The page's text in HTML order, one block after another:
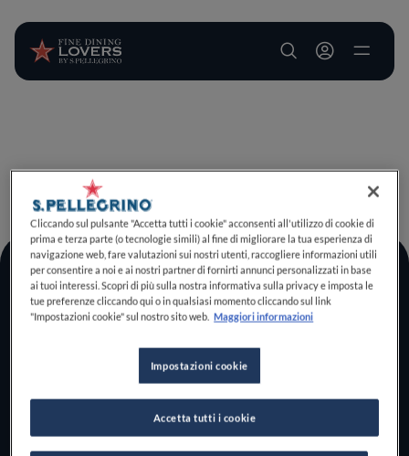
User account
TORNA A INIZIO PAGINA
Home
Log In
Scopri il vero
foodie che è in te
UNISCITI
Cliccando sul pulsante "Accetta tutti i cookie" acconsenti all'utilizzo di cookie di
prima e terza parte (o tecnologie simili) al fine di migliorare la tua esperienza di
navigazione web, fare valutazioni sui nostri utenti, raccogliere informazioni utili
per consentire a noi e ai nostri partner di fornirti annunci personalizzati in base
ai tuoi interessi. Scopri di più sulla nostra informativa sulla privacy e imposta le
tue preferenze cliccando qui o in qualsiasi momento cliccando sul link
"Impostazioni cookie" sul nostro sito web. Maggiori informazioni
Impostazioni cookie
Accetta tutti i cookie